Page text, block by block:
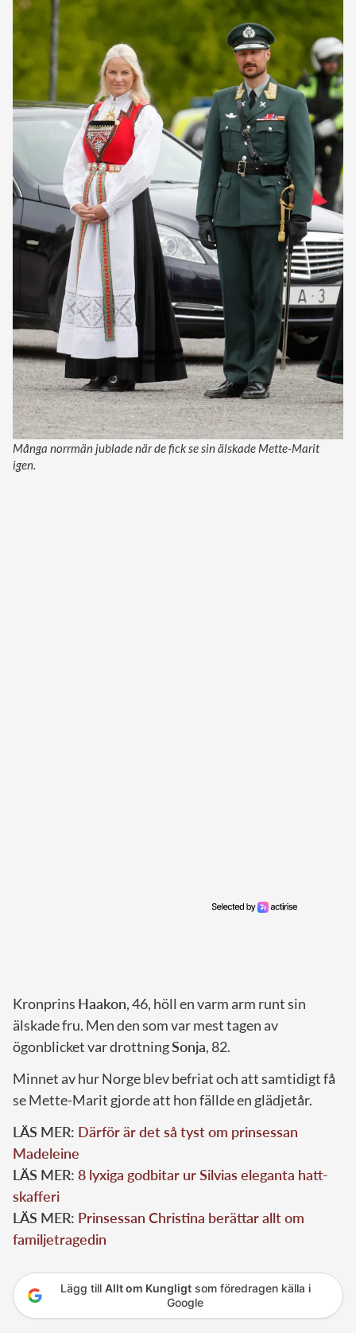
Många norrmän jublade när de fick se sin älskade Mette-Marit
igen.
Kronprins Haakon, 46, höll en varm arm runt sin
älskade fru. Men den som var mest tagen av
ögonblicket var drottningSonja, 82.
Minnet av hur Norge blev befriat och att samtidigt få
se Mette-Marit gjorde att hon fällde en glädjetår.
LÄS MER: Därför är det så tyst om prinsessan
Madeleine
LÄS MER: 8 lyxiga godbitar ur Silvias eleganta hatt-
skafferi
LÄS MER: Prinsessan Christina berättar allt om
familjetragedin
Lägg till Allt om Kungligtsom föredragen källa i
Google